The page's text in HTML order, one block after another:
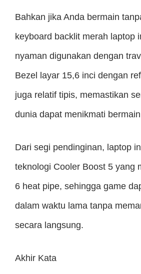
Bahkan jika Anda bermain
keyboard backlit merah laptop
nyaman digunakan dengan
Bezel layar 15,6 inci dengan
juga relatif tipis, memastikan
dunia dapat menikmati
Dari segi pendinginan, laptop
teknologi Cooler Boost 5 yang
6 heat pipe, sehingga game
dalam waktu lama tanpa
secara langsung.
Akhir Kata